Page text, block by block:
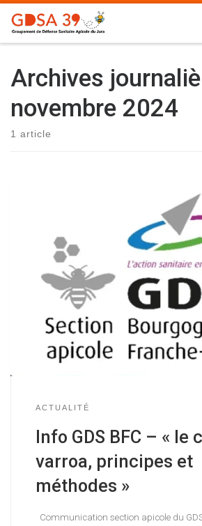
Skip to content
Archives
novembre 2024
1 article
ACTUALITÉ
Info GDS BFC – « le
varroa, principes et
méthodes »
Communication section apicole du